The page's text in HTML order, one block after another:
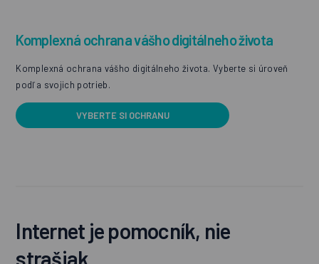
Komplexná ochrana vášho digitálneho života
Komplexná ochrana vášho digitálneho života. Vyberte si úroveň
podľa svojich potrieb.
VYBERTE SI OCHRANU
Internet je pomocník, nie
strašiak